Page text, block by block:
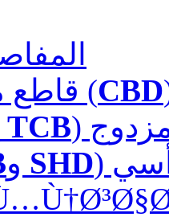
قاطع مركزي (CBD
(
TCB
(
SHD و